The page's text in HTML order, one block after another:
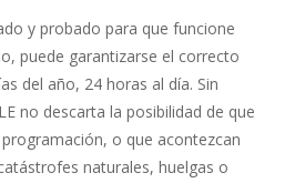
y probado para que funcione
puede garantizarse el correcto
del año, 24 horas al día. Sin
no descarta la posibilidad de que
o que acontezcan
naturales, huelgas o